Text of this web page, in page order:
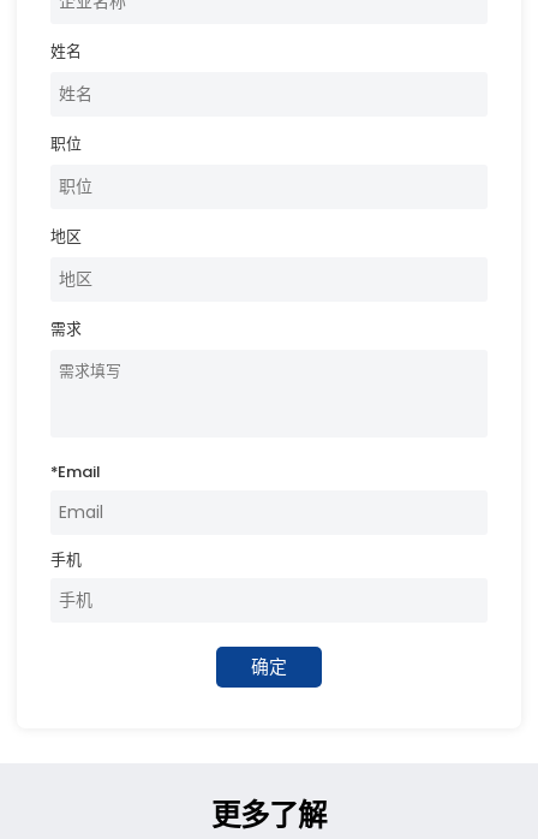
姓名
职位
地区
需求
*Email
手机
确定
更多了解